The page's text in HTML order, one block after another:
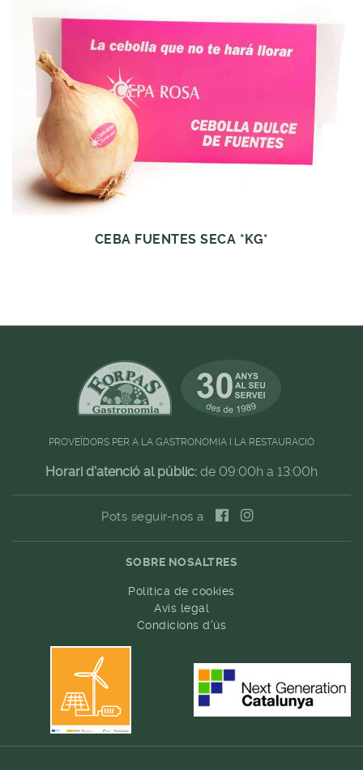
CEBA FUENTES SECA *KG*
PROVEÏDORS PER A LA GASTRONOMIA I LA RESTAURACIÓ
Horari d'atenció al públic: de 09:00h a 13:00h
Pots seguir-nos a
SOBRE NOSALTRES
Política de cookies
Avís legal
Condicions d'ús